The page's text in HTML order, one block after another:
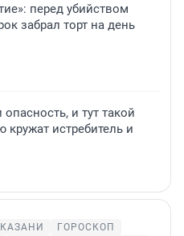
перед убийством
забрал торт на день
и тут такой
истребитель и
ГОРОСКОП